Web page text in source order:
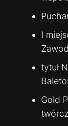
I
tytuł
Gold